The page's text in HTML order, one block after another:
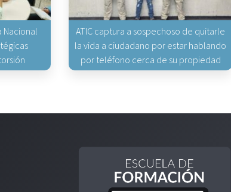
Nacional
ATIC captura a sospechoso de quitarle
la vida a ciudadano por estar hablando
por teléfono cerca de su propiedad